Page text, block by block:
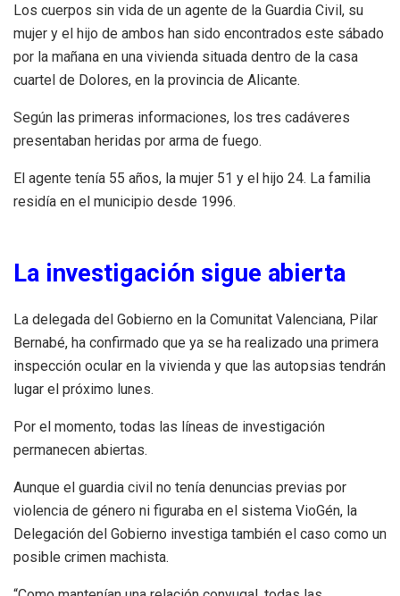
Los cuerpos sin vida de un agente de la Guardia Civil, su
mujer y el hijo de ambos han sido encontrados este sábado
por la mañana en una vivienda situada dentro de la casa
cuartel de Dolores, en la provincia de Alicante.
Según las primeras informaciones, los tres cadáveres
presentaban heridas por arma de fuego.
El agente tenía 55 años, la mujer 51 y el hijo 24. La familia
residía en el municipio desde 1996.
La investigación sigue abierta
La delegada del Gobierno en la Comunitat Valenciana, Pilar
Bernabé, ha confirmado que ya se ha realizado una primera
inspección ocular en la vivienda y que las autopsias tendrán
lugar el próximo lunes.
Por el momento, todas las líneas de investigación
permanecen abiertas.
Aunque el guardia civil no tenía denuncias previas por
violencia de género ni figuraba en el sistema VioGén, la
Delegación del Gobierno investiga también el caso como un
posible crimen machista.